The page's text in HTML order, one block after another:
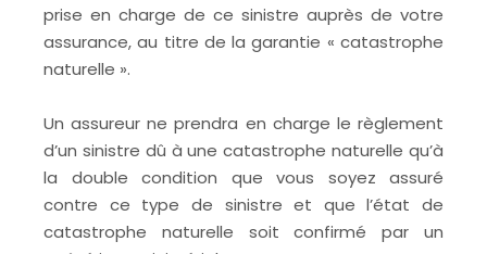
prise en charge de ce sinistre auprès de votre
assurance, au titre de la garantie « catastrophe
naturelle ».
Un assureur ne prendra en charge le règlement
d’un sinistre dû à une catastrophe naturelle qu’à
la double condition que vous soyez assuré
contre ce type de sinistre et que l’état de
catastrophe naturelle soit confirmé par un